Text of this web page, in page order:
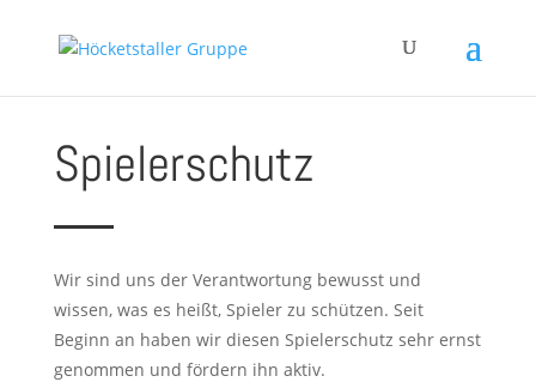
Spielerschutz
Wir sind uns der Verantwortung bewusst und
wissen, was es heißt, Spieler zu schützen. Seit
Beginn an haben wir diesen Spielerschutz sehr ernst
genommen und fördern ihn aktiv.